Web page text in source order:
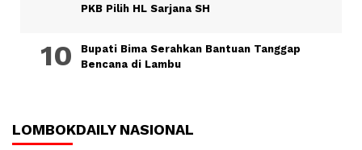
PKB Pilih HL Sarjana SH
Bupati Bima Serahkan Bantuan Tanggap
Bencana di Lambu
LOMBOKDAILY NASIONAL